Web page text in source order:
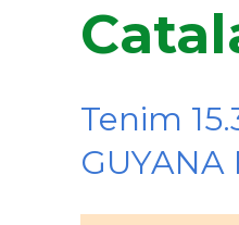
Tenim
GUYANA